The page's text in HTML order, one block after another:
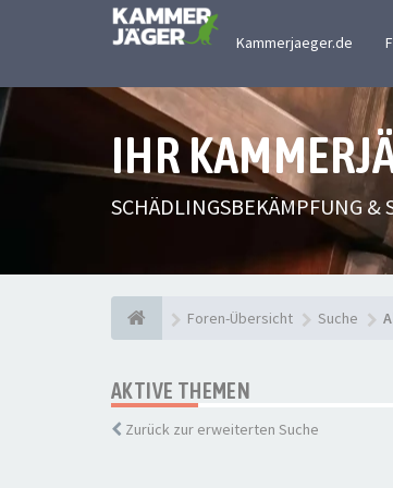
Kammerjaeger.de
IHR
SCHÄDLINGSBEKÄMPFUNG &
Foren-Übersicht Suche
AKTIVE THEMEN
Zurück zur erweiterten Suche